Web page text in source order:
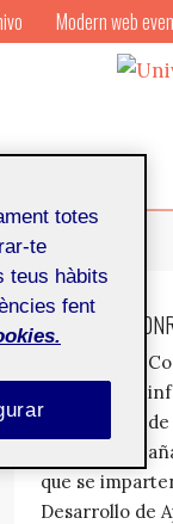
¿QUIÉN ES:
que se
Desarrollo de
Modern web
totes
te
teus hàbits
fent